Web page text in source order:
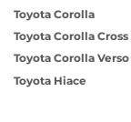
Toyota Corolla
Toyota Corolla Cross
Toyota Corolla Verso
Toyota Hiace